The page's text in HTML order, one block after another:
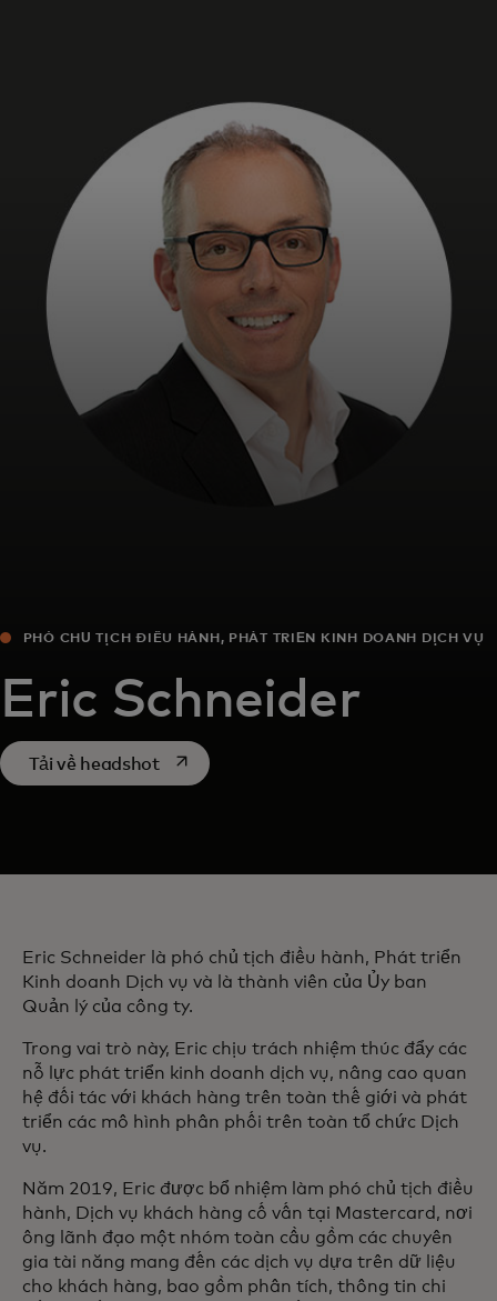
Dành cho doanh nghiệp
Dành cho thế giới
Dành cho nhà đổi mới
Tin tức và xu hướng
PHÓ CHỦ TỊCH ĐIỀU HÀNH, PHÁT TRIỂN KINH DOANH DỊCH VỤ
Eric Schneider
Tải về headshotopens in a new tab
Eric Schneider là phó chủ tịch điều hành, Phát triển
Kinh doanh Dịch vụ và là thành viên của Ủy ban
Quản lý của công ty.
Trong vai trò này, Eric chịu trách nhiệm thúc đẩy các
nỗ lực phát triển kinh doanh dịch vụ, nâng cao quan
hệ đối tác với khách hàng trên toàn thế giới và phát
triển các mô hình phân phối trên toàn tổ chức Dịch
vụ.
Năm 2019, Eric được bổ nhiệm làm phó chủ tịch điều
hành, Dịch vụ khách hàng cố vấn tại Mastercard, nơi
ông lãnh đạo một nhóm toàn cầu gồm các chuyên
gia tài năng mang đến các dịch vụ dựa trên dữ liệu
cho khách hàng, bao gồm phân tích, thông tin chi